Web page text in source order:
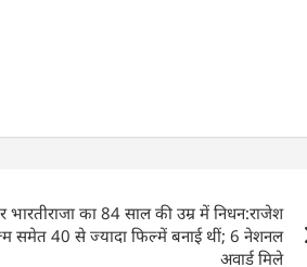
का 84 साल की उम्र में निधन:राजेश
समेत 40 से ज्यादा फिल्में बनाई थीं; 6 नेशनल
अवार्ड मिले